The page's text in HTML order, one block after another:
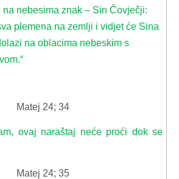
na nebesima znak – Sin Čovječji:
plemena na zemlji i vidjet će Sina
na oblacima nebeskim s
Matej 24; 34
ovaj naraštaj neće proći dok se
Matej 24; 35